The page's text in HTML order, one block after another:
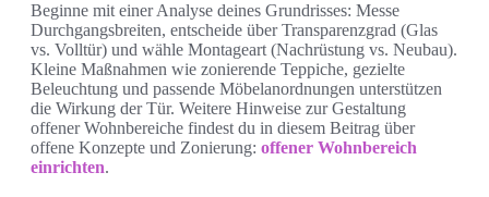
Beginne mit einer Analyse deines Grundrisses: Messe
Durchgangsbreiten, entscheide über Transparenzgrad (Glas
vs. Volltür) und wähle Montageart (Nachrüstung vs. Neubau).
Kleine Maßnahmen wie zonierende Teppiche, gezielte
Beleuchtung und passende Möbelanordnungen unterstützen
die Wirkung der Tür. Weitere Hinweise zur Gestaltung
offener Wohnbereiche findest du in diesem Beitrag über
offene Konzepte und Zonierung: offener Wohnbereich
einrichten.